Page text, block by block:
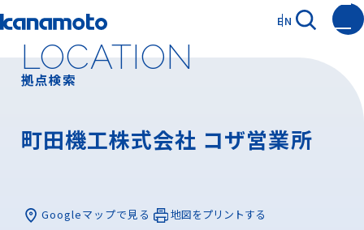
EN
LOCATION
拠点検索
町田機工株式会社 コザ営業所
Googleマップで見る 地図をプリントする